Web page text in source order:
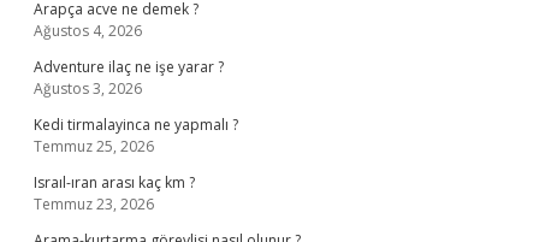
Arapça acve ne demek ?
Ağustos 4, 2026
Adventure ilaç ne işe yarar ?
Ağustos 3, 2026
Kedi tirmalayinca ne yapmalı ?
Temmuz 25, 2026
Israıl-ıran arası kaç km ?
Temmuz 23, 2026